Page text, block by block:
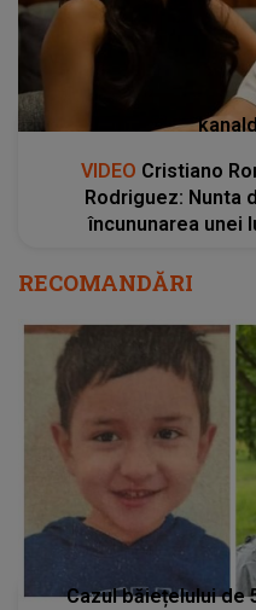
VIDEO Cristiano
Rodriguez: Nunta
încununarea unei
RECOMANDĂRI
Cazul băiețelului de